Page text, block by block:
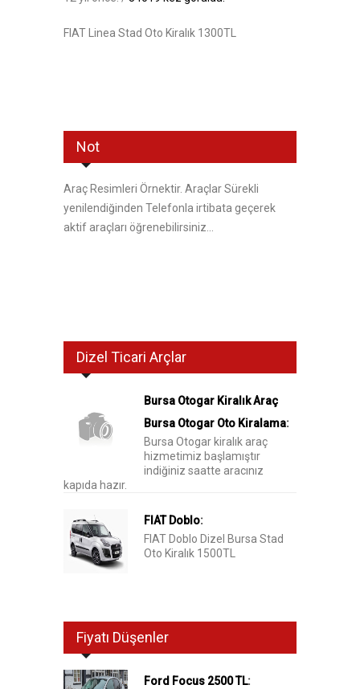
FIAT Linea Stad Oto Kiralık 1300TL
Not
Araç Resimleri Örnektir. Araçlar Sürekli
yenilendiğinden Telefonla irtibata geçerek
aktif araçları öğrenebilirsiniz...
Dizel Ticari Arçlar
Bursa Otogar Kiralık Araç
Bursa Otogar Oto Kiralama:
Bursa Otogar kiralık araç
hizmetimiz başlamıştır
indiğiniz saatte aracınız
kapıda hazır.
FIAT Doblo:
FIAT Doblo Dizel Bursa Stad
Oto Kiralık 1500TL
Fiyatı Düşenler
Ford Focus 2500 TL: